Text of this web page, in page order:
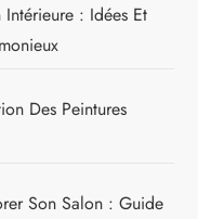
: Idées Et
Des Peintures
Son Salon : Guide